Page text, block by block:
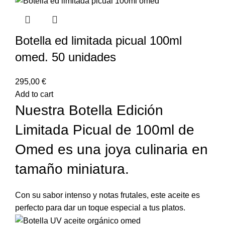
Botella ed limitada picual 100ml
omed. 50 unidades
295,00 €
Add to cart
Nuestra Botella Edición
Limitada Picual de 100ml de
Omed es una joya culinaria en
tamaño miniatura.
Con su sabor intenso y notas frutales, este aceite es
perfecto para dar un toque especial a tus platos.